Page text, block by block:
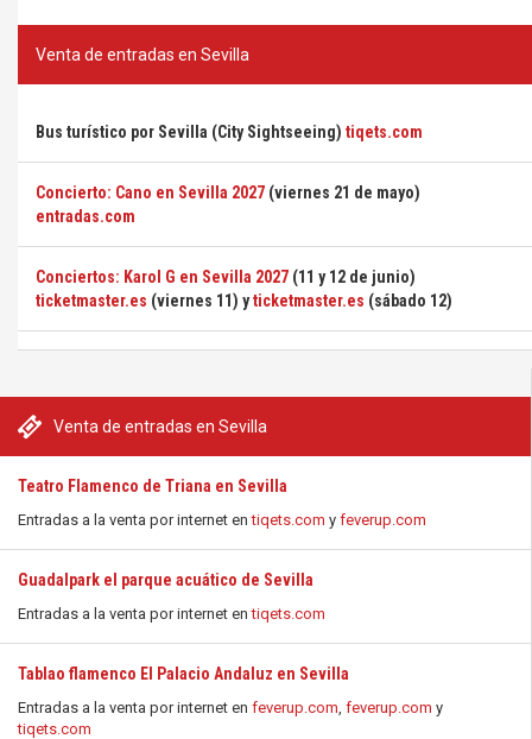
Venta de entradas en Sevilla
Teatro Flamenco de Triana en Sevilla
Entradas a la venta por internet entiqets.com y feverup.com
Guadalpark el parque acuático de Sevilla
Entradas a la venta por internet entiqets.com
Tablao flamenco El Palacio Andaluz en Sevilla
Entradas a la venta por internet en feverup.com, feverup.com y
tiqets.com
Venta de entradas en Sevilla
Bus turístico por Sevilla (City Sightseeing) tiqets.com
Concierto: Cano en Sevilla 2027 (viernes 21 de mayo)
entradas.com
Conciertos: Karol G en Sevilla 2027 (11 y 12 de junio)
ticketmaster.es (viernes 11) yticketmaster.es (sábado 12)